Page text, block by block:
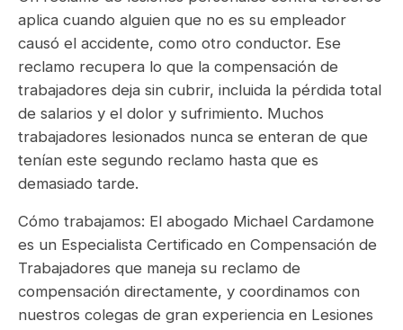
aplica cuando alguien que no es su empleador
causó el accidente, como otro conductor. Ese
reclamo recupera lo que la compensación de
trabajadores deja sin cubrir, incluida la pérdida total
de salarios y el dolor y sufrimiento. Muchos
trabajadores lesionados nunca se enteran de que
tenían este segundo reclamo hasta que es
demasiado tarde.
Cómo trabajamos: El abogado Michael Cardamone
es un Especialista Certificado en Compensación de
Trabajadores que maneja su reclamo de
compensación directamente, y coordinamos con
nuestros colegas de gran experiencia en Lesiones